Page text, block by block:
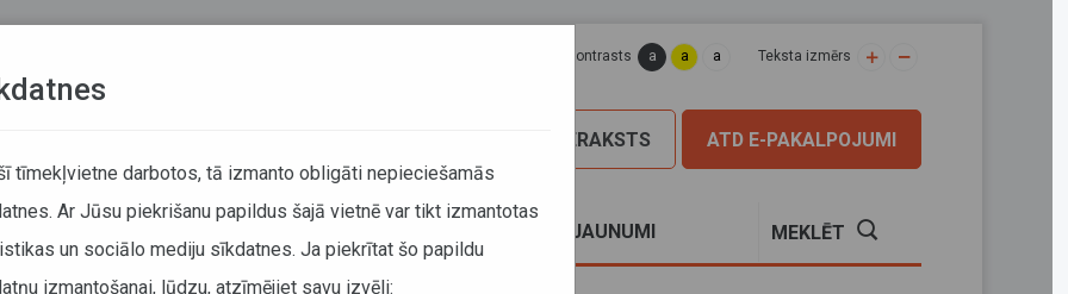
Lapas kontrasts a a a Teksta izmērs
ATD E-PAKALPOJUMI
PIERAKSTS
JAUNUMI MEKLĒT
tīmekļvietne darbotos, tā izmanto obligāti nepieciešamās
Ar Jūsu piekrišanu papildus šajā vietnē var tikt izmantotas
un sociālo mediju sīkdatnes. Ja piekrītat šo papildu
izmantošanai, lūdzu, atzīmējiet savu izvēli: